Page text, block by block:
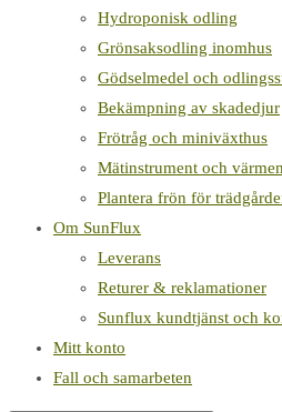
Hydroponisk odling
Grönsaksodling inomhus
Gödselmedel och
Bekämpning av skadedjur
Frötråg och miniväxthus
Mätinstrument och
Plantera frön för
Om SunFlux
Leverans
Returer & reklamationer
Sunflux kundtjänst och
Mitt konto
Fall och samarbeten